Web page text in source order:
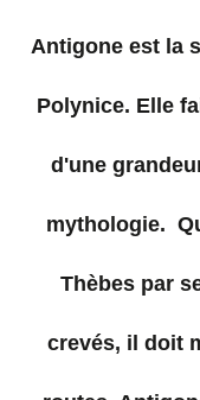
Antigone est la
Polynice. Elle
d'une
mythologie.
Thèbes par
crevés, il doit